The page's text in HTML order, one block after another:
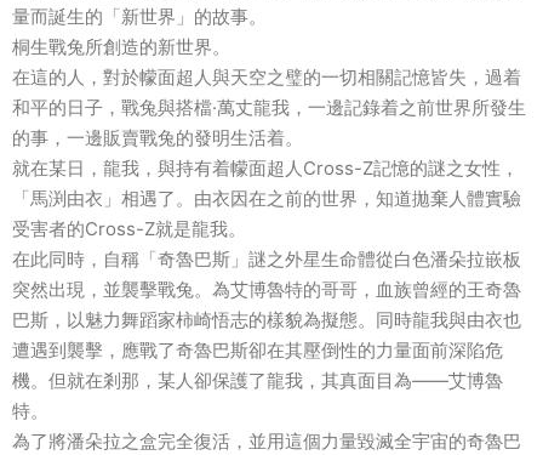
量而誕生的「新世界」的故事。
桐生戰兔所創造的新世界。
在這的人，對於幪面超人與天空之璧的一切相關記憶皆失，過着
和平的日子，戰兔與搭檔·萬丈龍我，一邊記錄着之前世界所發生
的事，一邊販賣戰兔的發明生活着。
就在某日，龍我，與持有着幪面超人Cross-Z記憶的謎之女性，
「馬渕由衣」相遇了。由衣因在之前的世界，知道拋棄人體實驗
受害者的Cross-Z就是龍我。
在此同時，自稱「奇魯巴斯」謎之外星生命體從白色潘朵拉嵌板
突然出現，並襲擊戰兔。為艾博魯特的哥哥，血族曾經的王奇魯
巴斯，以魅力舞蹈家柿崎悟志的樣貌為擬態。同時龍我與由衣也
遭遇到襲擊，應戰了奇魯巴斯卻在其壓倒性的力量面前深陷危
機。但就在剎那，某人卻保護了龍我，其真面目為——艾博魯
特。
為了將潘朵拉之盒完全復活，並用這個力量毀滅全宇宙的奇魯巴